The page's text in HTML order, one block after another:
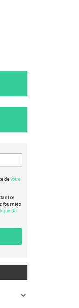
de votre
ce
fournies
de